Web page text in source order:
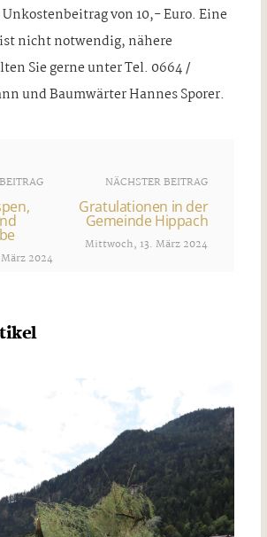
von 10,- Euro. Eine
nicht notwendig, nähere
Sie gerne unter Tel. 0664 /
und Baumwärter Hannes Sporer.
2024
NÄCHSTER BEITRAG
Gratulationen in der
Gemeinde Hippach
Mittwoch, 13. März 2024